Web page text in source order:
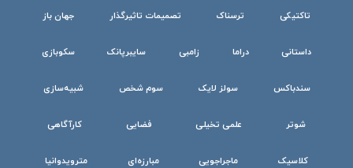
تاکتیکی ترسناک تصمیمات تاثیرگذار جهان باز
داستانی دراما زامبی سایبرپانک سکوبازی
سندباکس سولز لایک سوم شخص شبیه‌سازی
شوتر علمی تخیلی فضایی کارآگاهی
کلاسیک ماجراجویی مبارزه‌ای مترویدوانیا